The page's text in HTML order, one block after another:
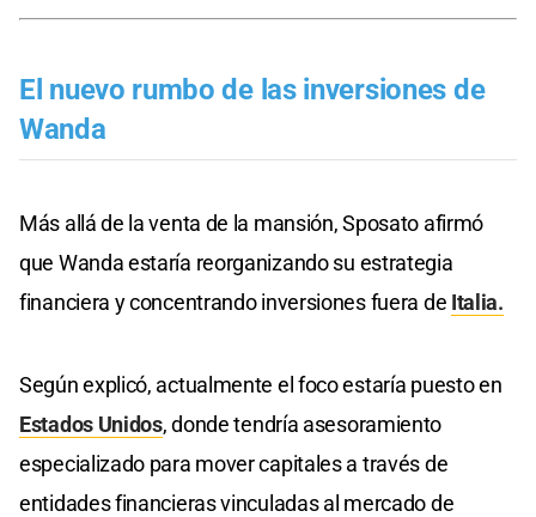
El nuevo rumbo de las inversiones de
Wanda
Más allá de la venta de la mansión, Sposato afirmó
que Wanda estaría reorganizando su estrategia
financiera y concentrando inversiones fuera de Italia.
Según explicó, actualmente el foco estaría puesto en
Estados Unidos, donde tendría asesoramiento
especializado para mover capitales a través de
entidades financieras vinculadas al mercado de